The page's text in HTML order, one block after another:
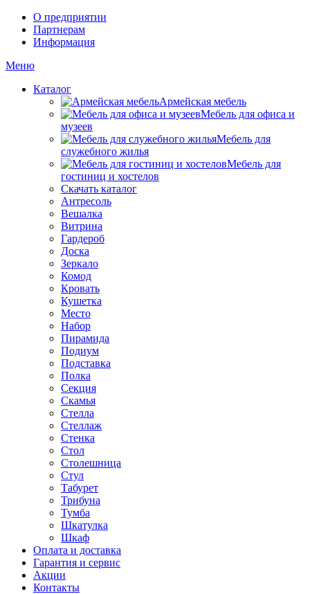
О предприятии
Партнерам
Информация
Меню
Каталог
Армейская мебель
Мебель для офиса и
музеев
Мебель для
служебного жилья
Мебель для
гостиниц и хостелов
Скачать каталог
Антресоль
Вешалка
Витрина
Гардероб
Доска
Зеркало
Комод
Кровать
Кушетка
Место
Набор
Пирамида
Подиум
Подставка
Полка
Секция
Скамья
Стелла
Стеллаж
Стенка
Стол
Столешница
Стул
Табурет
Трибуна
Тумба
Шкатулка
Шкаф
Оплата и доставка
Гарантия и сервис
Акции
Контакты